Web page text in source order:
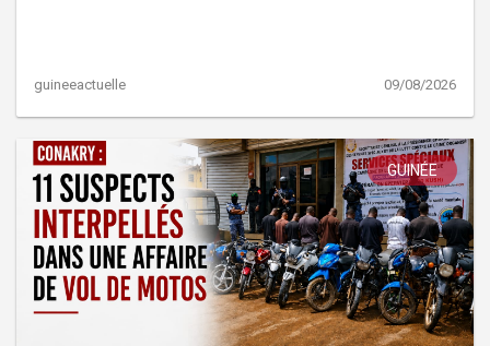
guineeactuelle 09/08/2026
GUINÉE